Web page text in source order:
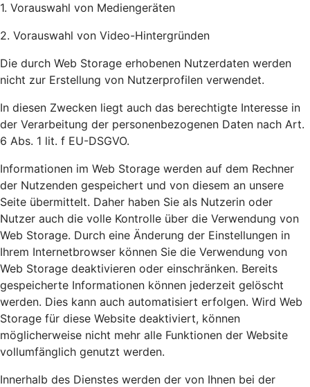
1. Vorauswahl von Mediengeräten
2. Vorauswahl von Video-Hintergründen
Die durch Web Storage erhobenen Nutzerdaten werden
nicht zur Erstellung von Nutzerprofilen verwendet.
In diesen Zwecken liegt auch das berechtigte Interesse in
der Verarbeitung der personenbezogenen Daten nach Art.
6 Abs. 1 lit. f EU-DSGVO.
Informationen im Web Storage werden auf dem Rechner
der Nutzenden gespeichert und von diesem an unsere
Seite übermittelt. Daher haben Sie als Nutzerin oder
Nutzer auch die volle Kontrolle über die Verwendung von
Web Storage. Durch eine Änderung der Einstellungen in
Ihrem Internetbrowser können Sie die Verwendung von
Web Storage deaktivieren oder einschränken. Bereits
gespeicherte Informationen können jederzeit gelöscht
werden. Dies kann auch automatisiert erfolgen. Wird Web
Storage für diese Website deaktiviert, können
möglicherweise nicht mehr alle Funktionen der Website
vollumfänglich genutzt werden.
Innerhalb des Dienstes werden der von Ihnen bei der